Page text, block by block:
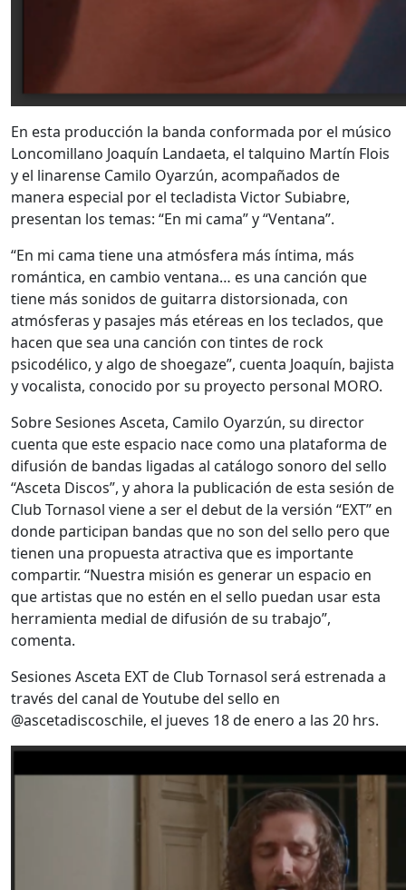
En esta producción la banda conformada por el músico
Loncomillano Joaquín Landaeta, el talquino Martín Flois
y el linarense Camilo Oyarzún, acompañados de
manera especial por el tecladista Victor Subiabre,
presentan los temas: “En mi cama” y “Ventana”.
“En mi cama tiene una atmósfera más íntima, más
romántica, en cambio ventana… es una canción que
tiene más sonidos de guitarra distorsionada, con
atmósferas y pasajes más etéreas en los teclados, que
hacen que sea una canción con tintes de rock
psicodélico, y algo de shoegaze”, cuenta Joaquín, bajista
y vocalista, conocido por su proyecto personal MORO.
Sobre Sesiones Asceta, Camilo Oyarzún, su director
cuenta que este espacio nace como una plataforma de
difusión de bandas ligadas al catálogo sonoro del sello
“Asceta Discos”, y ahora la publicación de esta sesión de
Club Tornasol viene a ser el debut de la versión “EXT” en
donde participan bandas que no son del sello pero que
tienen una propuesta atractiva que es importante
compartir. “Nuestra misión es generar un espacio en
que artistas que no estén en el sello puedan usar esta
herramienta medial de difusión de su trabajo”,
comenta.
Sesiones Asceta EXT de Club Tornasol será estrenada a
través del canal de Youtube del sello en
@ascetadiscoschile, el jueves 18 de enero a las 20 hrs.